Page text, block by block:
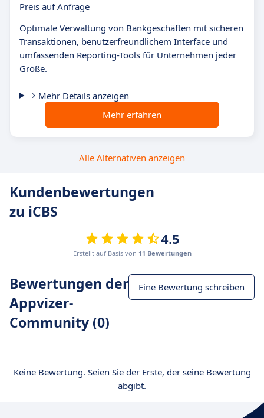
Preis auf Anfrage
Optimale Verwaltung von Bankgeschäften mit sicheren
Transaktionen, benutzerfreundlichem Interface und
umfassenden Reporting-Tools für Unternehmen jeder
Größe.
Mehr Details anzeigen
Mehr erfahren
Alle Alternativen anzeigen
Kundenbewertungen
zu iCBS
4.5
Erstellt auf Basis von 11 Bewertungen
Bewertungen der
Appvizer-
Community (0)
Eine Bewertung schreiben
Keine Bewertung. Seien Sie der Erste, der seine Bewertung
abgibt.